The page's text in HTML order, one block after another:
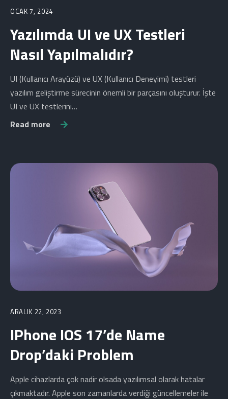
OCAK 7, 2024
Yazılımda UI ve UX Testleri
Nasıl Yapılmalıdır?
UI (Kullanıcı Arayüzü) ve UX (Kullanıcı Deneyimi) testleri
yazılım geliştirme sürecinin önemli bir parçasını oluşturur. İşte
UI ve UX testlerini…
Read more
ARALIK 22, 2023
IPhone IOS 17’de Name
Drop’daki Problem
Apple cihazlarda çok nadir olsada yazılımsal olarak hatalar
çıkmaktadır. Apple son zamanlarda verdiği güncellemeler ile